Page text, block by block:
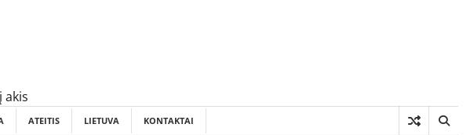
akis
ATEITIS LIETUVA KONTAKTAI